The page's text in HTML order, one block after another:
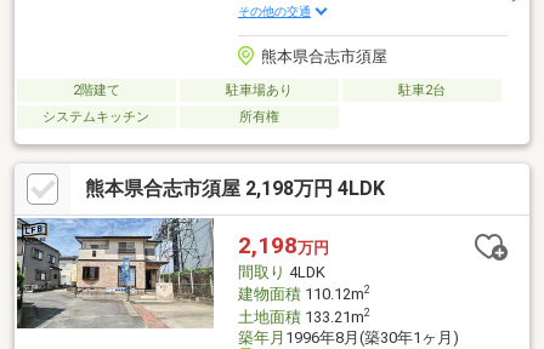
その他の交通
熊本県合志市須屋
2階建て 駐車場あり
駐車2台
システムキッチン
所有権
熊本県合志市須屋 2,198万円 4LDK
2,198万円
間取り 4LDK
建物面積110.12m2
土地面積133.21m2
築年月 1996年8月(築30年1ヶ月)